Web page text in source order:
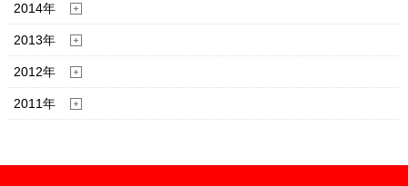
2014年
2013年
2012年
2011年